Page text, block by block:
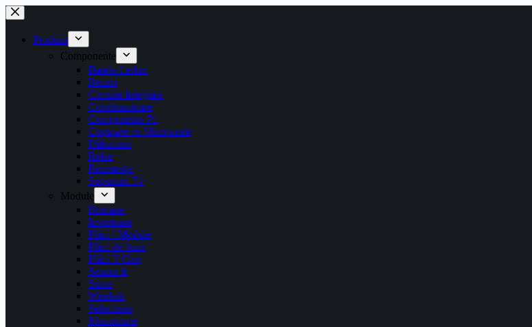
Sari
la
conținutProduse
Componente
Barete Leduri
Becuri
Circuite Integrate
Condensatoare
Componente Pc
Cuptoare cu Microunde
Difuzoare
Relee
Rezistențe
Suporturi Tv
Module
Butoane
Invertoare
Plăci / Module
Plăci de bază
Plăci T-Con
Senzor Ir
Surse
Wireless
Selectoare
Mecanisme